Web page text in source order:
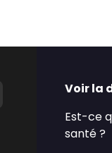
Voir la
Est-ce
santé ?